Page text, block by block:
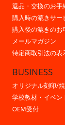
返品・交換のお手
購入時の漉きサー
購入後の漉きのお
メールマガジン
特定商取引法の表
BUSINESS
オリジナル刻印/
学校教材・イベン
OEM受付